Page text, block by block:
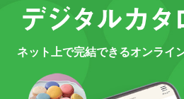
ネット上で完結できるオンライ